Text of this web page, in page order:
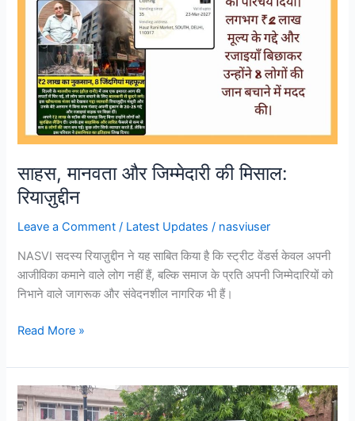
साहस, मानवता और जिम्मेदारी की मिसाल:
रियाज़ुद्दीन
Leave a Comment / Latest Updates / nasviuser
NASVI सदस्य रियाज़ुद्दीन ने यह साबित किया है कि स्ट्रीट वेंडर्स केवल अपनी
आजीविका कमाने वाले लोग नहीं हैं, बल्कि समाज के प्रति अपनी जिम्मेदारियों को
निभाने वाले जागरूक और संवेदनशील नागरिक भी हैं।
Read More »
NASVI
National